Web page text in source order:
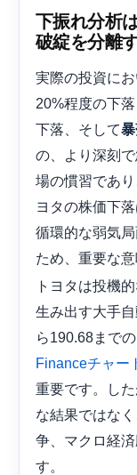
下振れ分析
破綻を分離
実際の投資にお
20%程度の下落
下落、そして
の、より深刻
場の慣習であ
ヨタの株価下
循環的な弱気
ため、重要な意
トヨタは投機
生み出す大手
ら190.68まで
Financeチャー
重要です。し
な結果ではな
争、マクロ経
す。